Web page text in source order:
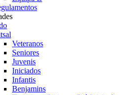
Veteranos
Seniores
Juvenis
Iniciados
Infantis
Benjamins